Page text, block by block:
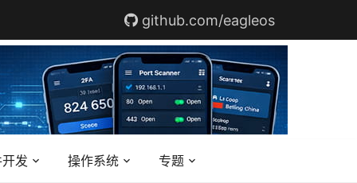
github.com/eagleos
发 操作系统 专题